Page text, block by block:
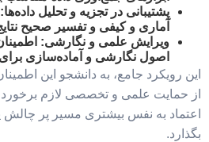
پشتیبانی در تجزیه و تحلیل داده‌ها:
آماری و کیفی و تفسیر صحیح
ویرایش علمی و نگارشی:
اصول نگارشی و آماده‌سازی
این رویکرد جامع، به دانشجو این
از حمایت علمی و تخصصی لازم
اعتماد به نفس بیشتری مسیر پر چالش
بگذارد.